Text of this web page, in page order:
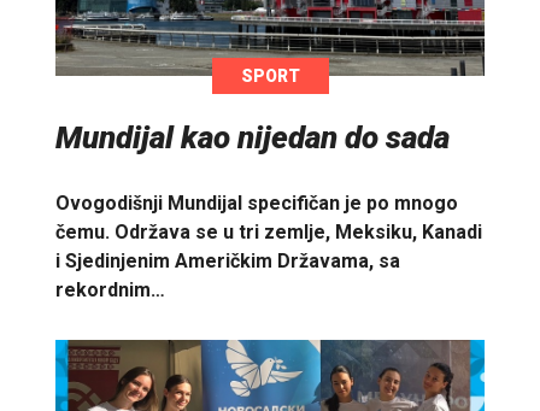
SPORT
Mundijal kao nijedan do sada
Ovogodišnji Mundijal specifičan je po mnogo
čemu. Održava se u tri zemlje, Meksiku, Kanadi
i Sjedinjenim Američkim Državama, sa
rekordnim…